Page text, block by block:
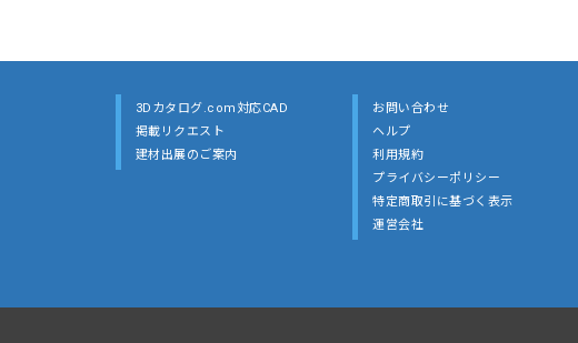
3Dカタログ.com対応CAD
掲載リクエスト
建材出展のご案内
お問い合わせ
ヘルプ
利用規約
プライバシーポリシー
特定商取引に基づく表示
運営会社